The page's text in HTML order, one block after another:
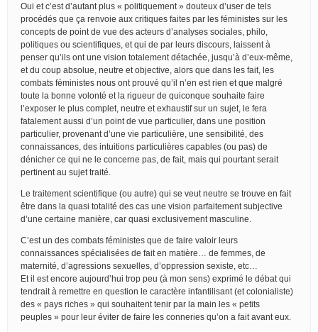
Oui et c’est d’autant plus « politiquement » douteux d’user de tels
procédés que ça renvoie aux critiques faites par les féministes sur les
concepts de point de vue des acteurs d’analyses sociales, philo,
politiques ou scientifiques, et qui de par leurs discours, laissent à
penser qu’ils ont une vision totalement détachée, jusqu’à d’eux-même,
et du coup absolue, neutre et objective, alors que dans les fait, les
combats féministes nous ont prouvé qu’il n’en est rien et que malgré
toute la bonne volonté et la rigueur de quiconque souhaite faire
l’exposer le plus complet, neutre et exhaustif sur un sujet, le fera
fatalement aussi d’un point de vue particulier, dans une position
particulier, provenant d’une vie particulière, une sensibilité, des
connaissances, des intuitions particulières capables (ou pas) de
dénicher ce qui ne le concerne pas, de fait, mais qui pourtant serait
pertinent au sujet traité.
Le traitement scientifique (ou autre) qui se veut neutre se trouve en fait
être dans la quasi totalité des cas une vision parfaitement subjective
d’une certaine manière, car quasi exclusivement masculine.
C’est un des combats féministes que de faire valoir leurs
connaissances spécialisées de fait en matière… de femmes, de
maternité, d’agressions sexuelles, d’oppression sexiste, etc…
Et il est encore aujourd’hui trop peu (à mon sens) exprimé le débat qui
tendrait à remettre en question le caractère infantilisant (et colonialiste)
des « pays riches » qui souhaitent tenir par la main les « petits
peuples » pour leur éviter de faire les conneries qu’on a fait avant eux.